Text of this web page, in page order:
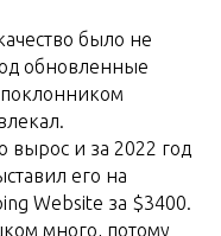
было не
обновленные
вырос и за 2022 год
его на
Website за $3400.
много, потому